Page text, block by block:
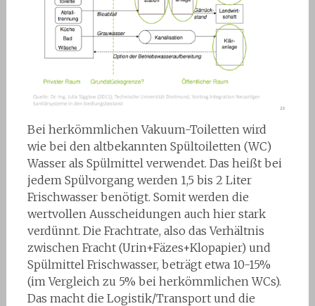
Bei herkömmlichen Vakuum-Toiletten wird
wie bei den altbekannten Spültoiletten (WC)
Wasser als Spülmittel verwendet. Das heißt bei
jedem Spülvorgang werden 1,5 bis 2 Liter
Frischwasser benötigt. Somit werden die
wertvollen Ausscheidungen auch hier stark
verdünnt. Die Frachtrate, also das Verhältnis
zwischen Fracht (Urin+Fäzes+Klopapier) und
Spülmittel Frischwasser, beträgt etwa 10-15%
(im Vergleich zu 5% bei herkömmlichen WCs).
Das macht die Logistik/Transport und die